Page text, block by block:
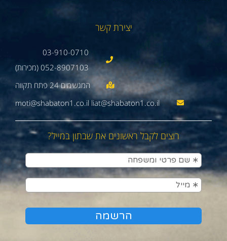
יצירת קשר
03-910-0710
052-8907103 (מכירות)
moti@shabaton1.co.il liat@shabaton1.co.il
רוצים לקבל ראשונים את שבתון במייל?